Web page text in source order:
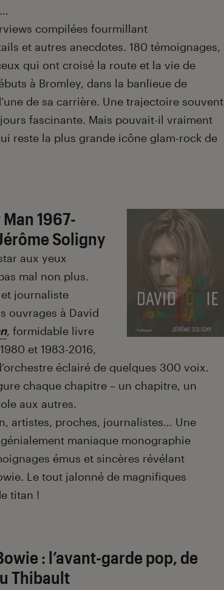
compilées fourmillant
et autres anecdotes. 180 témoignages,
qui ont croisé la route et la vie de
à Bromley, dans la banlieue de
de sa carrière. Une trajectoire souvent
fascinante. Mais pouvait-il vraiment
reste la plus grande icône glam-rock de
1967-
Soligny
aux yeux
mal non plus.
journaliste
ouvrages à David
, formidable livre
et 1983-2016,
éclairé de quelques 300 voix.
chaque chapitre – un chapitre, un
aux autres.
artistes, proches, journalistes… Une
maniaque monographie
émus et sincères révélant
Le tout jalonné de magnifiques
titan !
: l’avant-garde pop, de
Thibault